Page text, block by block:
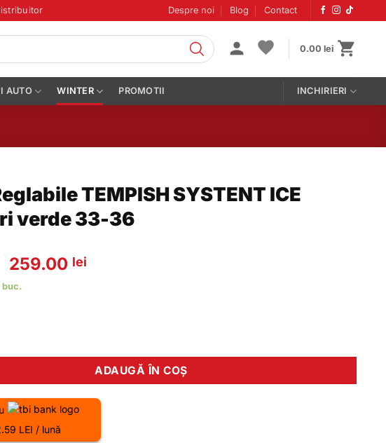
Despre noi Blog Contact
0.00 lei
AUTO WINTER PROMOTII INCHIRIERI
TEMPISH SYSTENT ICE
verde 33-36
Prețul
inițial
259.00 lei
buc.
Reglabile TEMPISH SYSTENT ICE negru gri verde 33-36
ADAUGĂ ÎN COȘ
LEI / lună